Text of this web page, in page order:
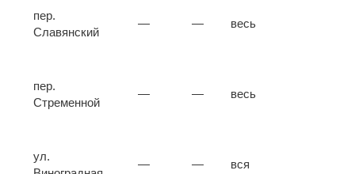
пер.
Славянский
— — весь
пер.
Стременной
— — весь
ул.
— — вся